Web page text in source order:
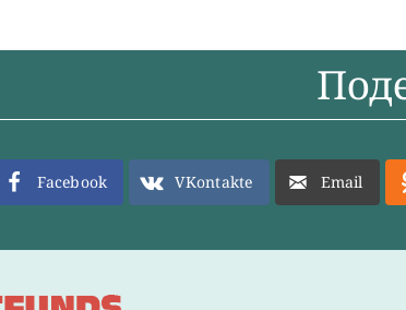
Facebook VKontakte Email